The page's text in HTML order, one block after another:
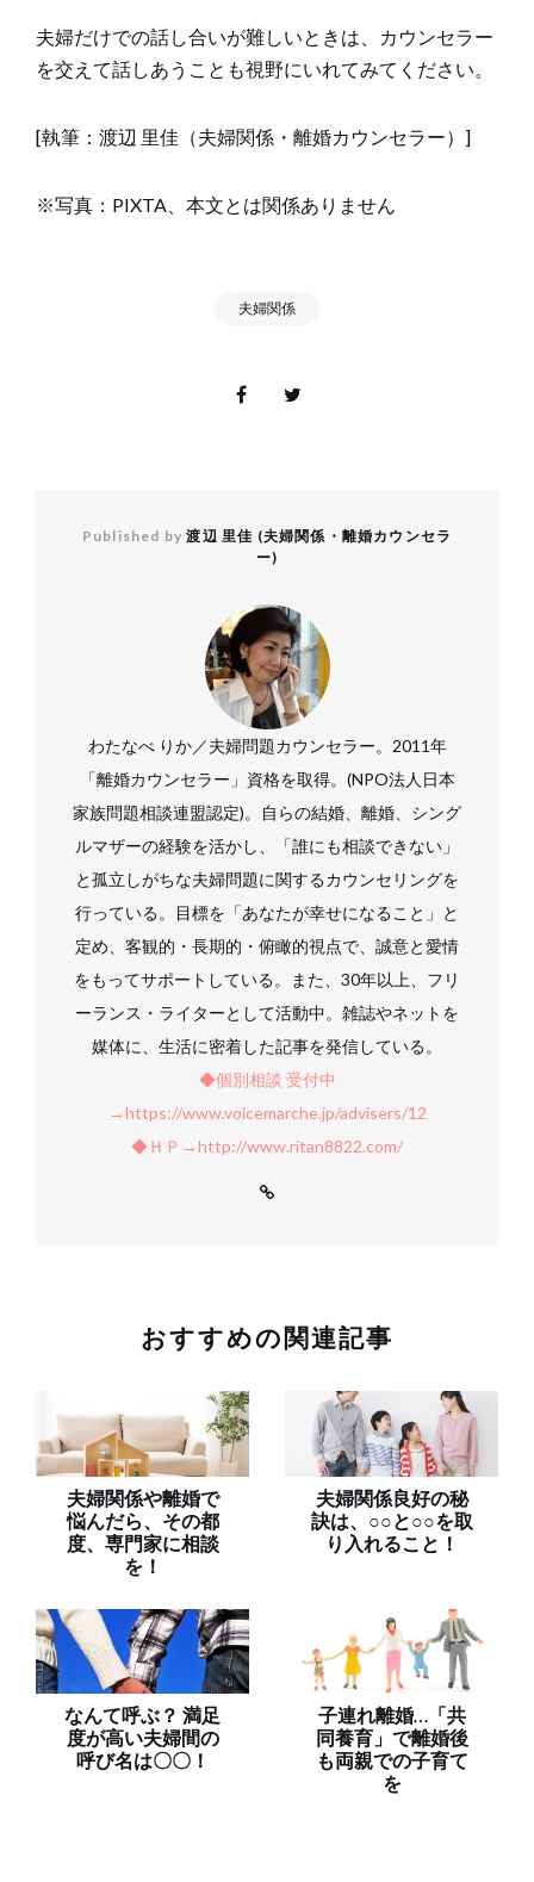
夫婦だけでの話し合いが難しいときは、カウンセラー
を交えて話しあうことも視野にいれてみてください。
[執筆：渡辺 里佳（夫婦関係・離婚カウンセラー）]
※写真：PIXTA、本文とは関係ありません
夫婦関係
Published by 渡辺 里佳 (夫婦関係・離婚カウンセラ
ー)
わたなべ りか／夫婦問題カウンセラー。2011年
「離婚カウンセラー」資格を取得。(NPO法人日本
家族問題相談連盟認定)。自らの結婚、離婚、シング
ルマザーの経験を活かし、「誰にも相談できない」
と孤立しがちな夫婦問題に関するカウンセリングを
行っている。目標を「あなたが幸せになること」と
定め、客観的・長期的・俯瞰的視点で、誠意と愛情
をもってサポートしている。また、30年以上、フリ
ーランス・ライターとして活動中。雑誌やネットを
媒体に、生活に密着した記事を発信している。
◆個別相談 受付中
→https://www.voicemarche.jp/advisers/12
◆ＨＰ→http://www.ritan8822.com/
おすすめの関連記事
夫婦関係や離婚で
悩んだら、その都
度、専門家に相談
を！
夫婦関係良好の秘
訣は、○○と○○を取
り入れること！
なんて呼ぶ？ 満足
度が高い夫婦間の
呼び名は〇〇！
子連れ離婚…「共
同養育」で離婚後
も両親での子育て
を